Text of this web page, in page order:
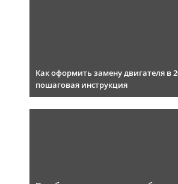
Как оформить замену двигателя в
пошаговая инструкция